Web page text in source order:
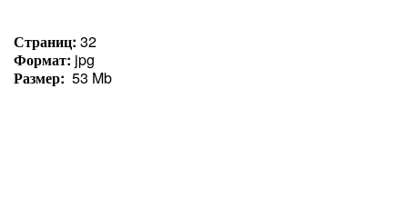
Страниц: 32
Формат: jpg
Размер: 53 Mb